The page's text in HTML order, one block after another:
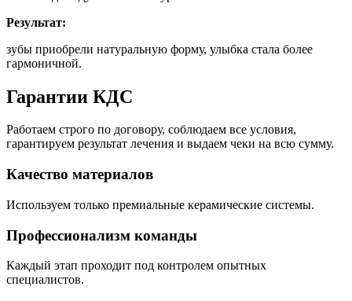
Результат:
зубы приобрели натуральную форму, улыбка стала более
гармоничной.
Гарантии КДС
Работаем строго по договору, соблюдаем все условия,
гарантируем результат лечения и выдаем чеки на всю сумму.
Качество материалов
Используем только премиальные керамические системы.
Профессионализм команды
Каждый этап проходит под контролем опытных
специалистов.